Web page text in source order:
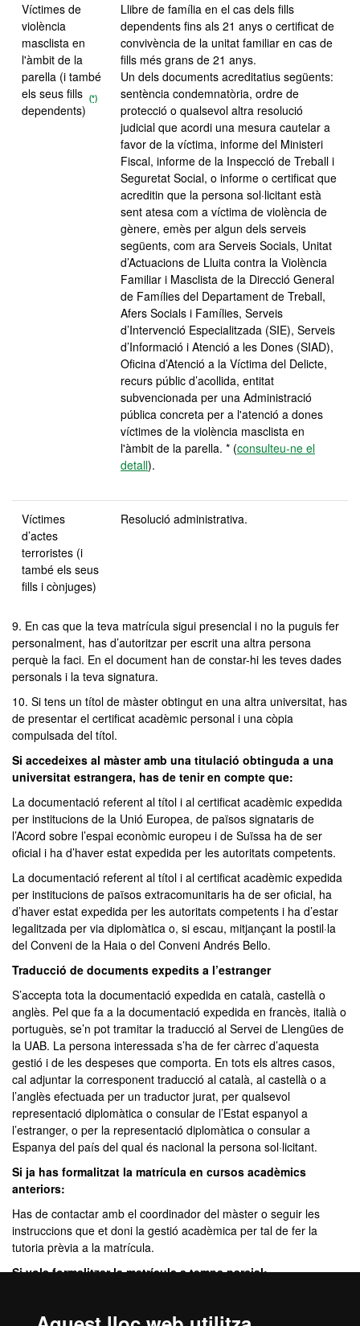
Víctimes de
violència
masclista en
l'àmbit de la
parella (i també
els seus fills
dependents)
(*)
Llibre de família en el cas dels fills
dependents fins als 21 anys o certificat de
convivència de la unitat familiar en cas de
fills més grans de 21 anys.
Un dels documents acreditatius següents:
sentència condemnatòria, ordre de
protecció o qualsevol altra resolució
judicial que acordi una mesura cautelar a
favor de la víctima, informe del Ministeri
Fiscal, informe de la Inspecció de Treball i
Seguretat Social, o informe o certificat que
acreditin que la persona sol·licitant està
sent atesa com a víctima de violència de
gènere, emès per algun dels serveis
següents, com ara Serveis Socials, Unitat
d’Actuacions de Lluita contra la Violència
Familiar i Masclista de la Direcció General
de Famílies del Departament de Treball,
Afers Socials i Famílies, Serveis
d’Intervenció Especialitzada (SIE), Serveis
d’Informació i Atenció a les Dones (SIAD),
Oficina d’Atenció a la Víctima del Delicte,
recurs públic d’acollida, entitat
subvencionada per una Administració
pública concreta per a l'atenció a dones
víctimes de la violència masclista en
l'àmbit de la parella. * (consulteu-ne el
detall).
Víctimes
d’actes
terroristes (i
també els seus
fills i cònjuges)
Resolució administrativa.
9. En cas que la teva matrícula sigui presencial i no la puguis fer
personalment, has d’autoritzar per escrit una altra persona
perquè la faci. En el document han de constar-hi les teves dades
personals i la teva signatura.
10. Si tens un títol de màster obtingut en una altra universitat, has
de presentar el certificat acadèmic personal i una còpia
compulsada del títol.
Si accedeixes al màster amb una titulació obtinguda a una
universitat estrangera, has de tenir en compte que:
La documentació referent al títol i al certificat acadèmic expedida
per institucions de la Unió Europea, de països signataris de
l’Acord sobre l’espai econòmic europeu i de Suïssa ha de ser
oficial i ha d’haver estat expedida per les autoritats competents.
La documentació referent al títol i al certificat acadèmic expedida
per institucions de països extracomunitaris ha de ser oficial, ha
d’haver estat expedida per les autoritats competents i ha d’estar
legalitzada per via diplomàtica o, si escau, mitjançant la postil·la
del Conveni de la Haia o del Conveni Andrés Bello.
Traducció de documents expedits a l’estranger
S’accepta tota la documentació expedida en català, castellà o
anglès. Pel que fa a la documentació expedida en francès, italià o
portuguès, se’n pot tramitar la traducció al Servei de Llengües de
la UAB. La persona interessada s’ha de fer càrrec d’aquesta
gestió i de les despeses que comporta. En tots els altres casos,
cal adjuntar la corresponent traducció al català, al castellà o a
l’anglès efectuada per un traductor jurat, per qualsevol
representació diplomàtica o consular de l’Estat espanyol a
l’estranger, o per la representació diplomàtica o consular a
Espanya del país del qual és nacional la persona sol·licitant.
Si ja has formalitzat la matrícula en cursos acadèmics
anteriors:
Has de contactar amb el coordinador del màster o seguir les
instruccions que et doni la gestió acadèmica per tal de fer la
tutoria prèvia a la matrícula.
Si vols formalitzar la matrícula a temps parcial:
règim de matrícula a temps parcial. L’autorització és automàtica i